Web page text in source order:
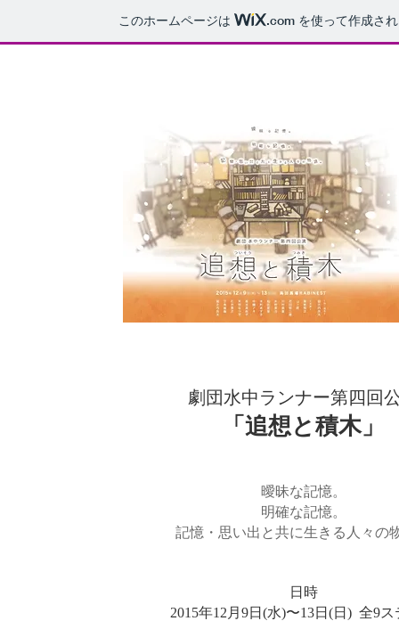
このホームページは .com を使って作成さ
劇団水中ランナー第四回
「追想と積木」
曖昧な記憶。
明確な記憶。
記憶・思い出と共に生きる人々の
日時
2015年12月9日(水)〜13日(日) 全9ス